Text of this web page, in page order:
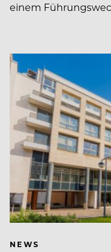
einem
NEWS